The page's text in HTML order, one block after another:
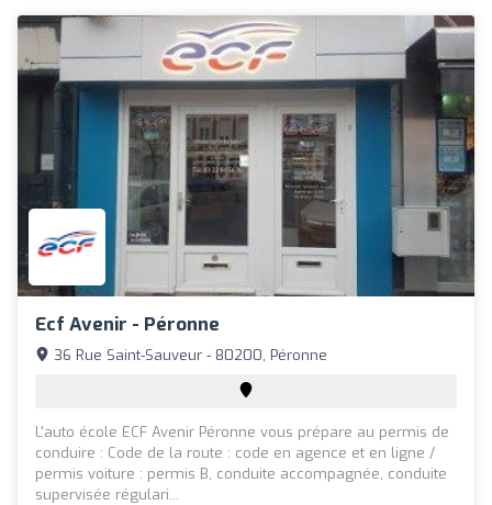
Ecf Avenir - Péronne
36 Rue Saint-Sauveur - 80200, Péronne
L'auto école ECF Avenir Péronne vous prépare au permis de
conduire : Code de la route : code en agence et en ligne /
permis voiture : permis B, conduite accompagnée, conduite
supervisée régulari...